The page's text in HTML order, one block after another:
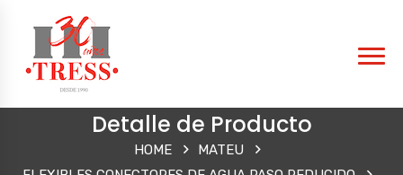
Detalle de Producto
HOME
MATEU